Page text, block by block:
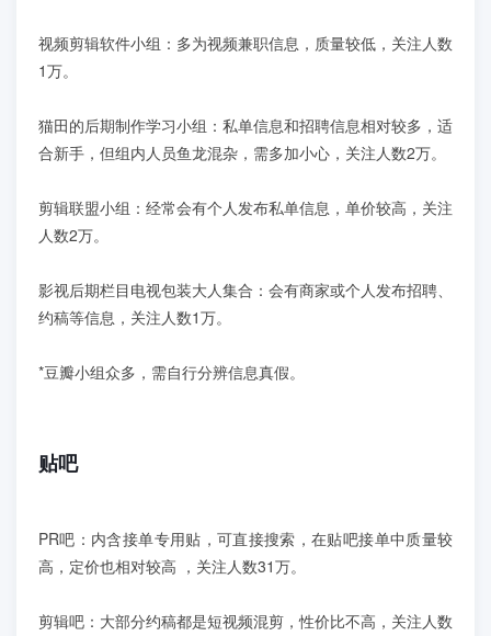
视频剪辑软件小组：多为视频兼职信息，质量较低，关注人数
1万。
猫田的后期制作学习小组：私单信息和招聘信息相对较多，适
合新手，但组内人员鱼龙混杂，需多加小心，关注人数2万。
剪辑联盟小组：经常会有个人发布私单信息，单价较高，关注
人数2万。
影视后期栏目电视包装大人集合：会有商家或个人发布招聘、
约稿等信息，关注人数1万。
*豆瓣小组众多，需自行分辨信息真假。
贴吧
PR吧：内含接单专用贴，可直接搜索，在贴吧接单中质量较
高，定价也相对较高 ，关注人数31万。
剪辑吧：大部分约稿都是短视频混剪，性价比不高，关注人数